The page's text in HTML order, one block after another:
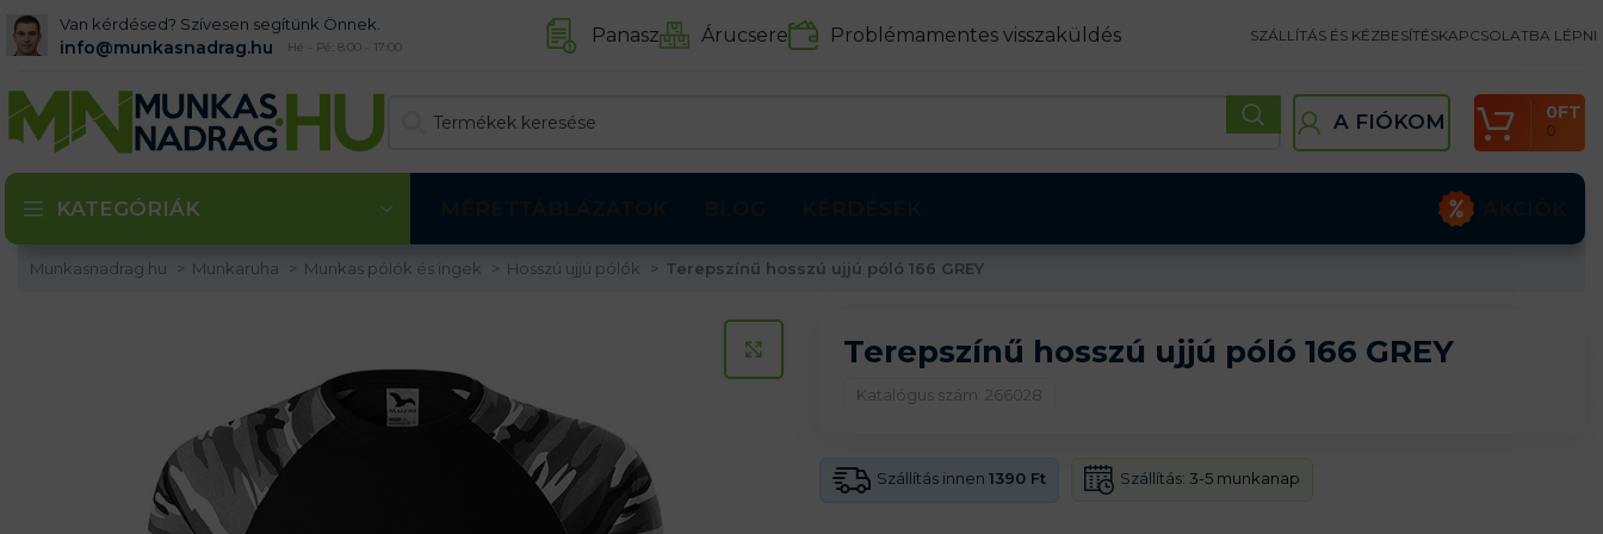
Van kérdésed? Szívesen segítünk Önnek.
info@munkasnadrag.hu Hé - Pé: 8:00 - 17:00 Panasz Árucsere Problémamentes visszaküldés SZÁLLÍTÁS ÉS KÉZBESÍTÉSKAPCSOLATBA LÉPNI
A FIÓKOM 0
0FT
KATEGÓRIÁK
Munkasnadrag.hu Munkaruha Munkas pólók és ingek Hosszú ujjú pólók Terepszínű hosszú ujjú póló 166 GREY
KATTINTS A KINAGYÍTÁSHOZ
Terepszínű hosszú ujjú póló 166 GREY
Katalógus szám: 266028
Szállítás innen 1390 Ft Szállítás: 3-5 munkanap